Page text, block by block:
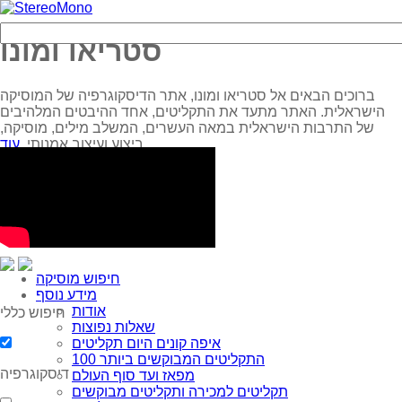
סטריאו ומונו
ברוכים הבאים אל סטריאו ומונו, אתר הדיסקוגרפיה של המוסיקה
הישראלית. האתר מתעד את התקליטים, אחד ההיבטים המלהיבים
של התרבות הישראלית במאה העשרים, המשלב מילים, מוסיקה,
ביצוע ועיצוב אמנותי.עוד...
חיפוש מוסיקה
מידע נוסף
אודות
שאלות נפוצות
איפה קונים היום תקליטים
100 התקליטים המבוקשים ביותר
מפאז ועד סוף העולם
תקליטים למכירה ותקליטים מבוקשים
חיפוש כללי
דיסקוגרפיה